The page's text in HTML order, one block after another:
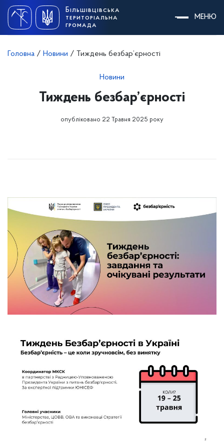
content
Більшівцівська
територіальна
громада
МЕНЮ
Головна / Новини / Тиждень безбар’єрності
Новини
Тиждень безбар’єрності
опубліковано 22 Травня 2025 року